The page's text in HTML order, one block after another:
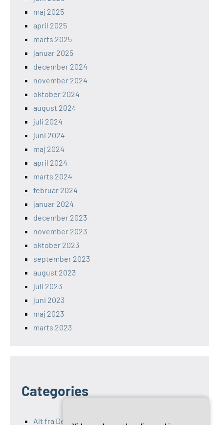
maj 2025
april 2025
marts 2025
januar 2025
december 2024
november 2024
oktober 2024
august 2024
juli 2024
juni 2024
maj 2024
april 2024
marts 2024
februar 2024
januar 2024
december 2023
november 2023
oktober 2023
september 2023
august 2023
juli 2023
juni 2023
maj 2023
marts 2023
Categories
Alt fra Det Maritime Center